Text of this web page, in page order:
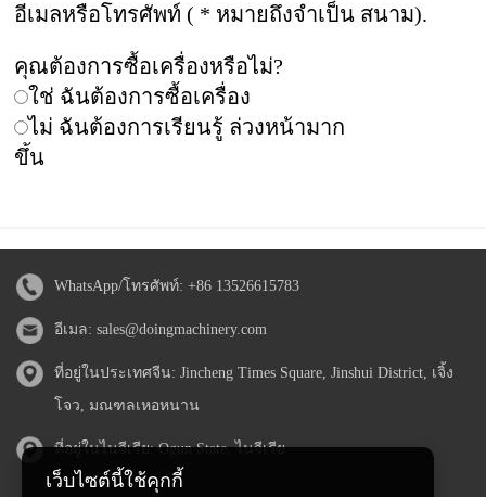
อีเมลหรือโทรศัพท์ ( * หมายถึงจำเป็น สนาม).
คุณต้องการซื้อเครื่องหรือไม่?
ใช่ ฉันต้องการซื้อเครื่อง
ไม่ ฉันต้องการเรียนรู้ ล่วงหน้ามาก
ขึ้น
WhatsApp/โทรศัพท์: +86 13526615783
อีเมล: sales@doingmachinery.com
ที่อยู่ในประเทศจีน: Jincheng Times Square, Jinshui District, เจิ้ง
โจว, มณฑลเหอหนาน
ที่อยู่ในไนจีเรีย: Ogun State, ไนจีเรีย
เว็บไซต์นี้ใช้คุกกี้